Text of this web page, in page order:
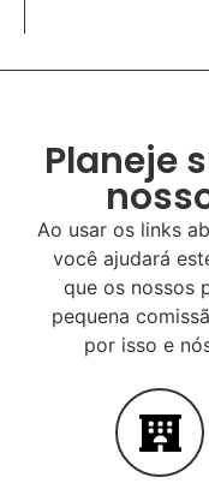
Planeje
Ao usar os links
você ajudará
que os nossos
pequena
por isso e